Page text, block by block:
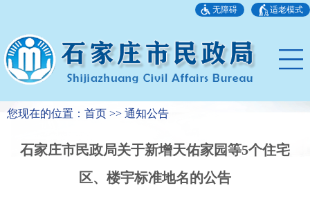
无障碍 适老模式
您现在的位置：首页 >> 通知公告
石家庄市民政局关于新增天佑家园等5个住宅
区、楼宇标准地名的公告